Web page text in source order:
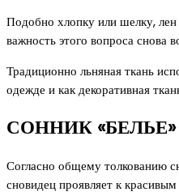
Подобно хлопку или шелку, лен
важность этого вопроса снова
Традиционно льняная ткань
одежде и как декоративная
СОННИК
Согласно общему толкованию
сновидец проявляет к